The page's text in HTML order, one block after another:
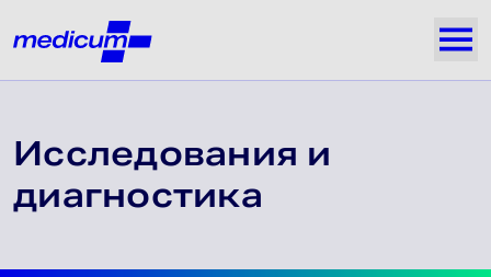
Medicum
Исследования и
диагностика